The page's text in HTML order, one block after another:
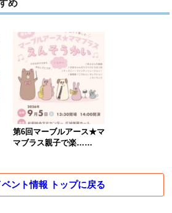
め
第6回マーブルアース★マ
マブラス親子で楽……
ント情報 トップに戻る